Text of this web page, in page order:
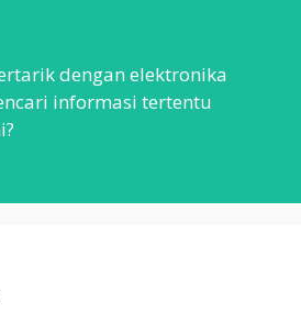
dengan elektronika
informasi tertentu